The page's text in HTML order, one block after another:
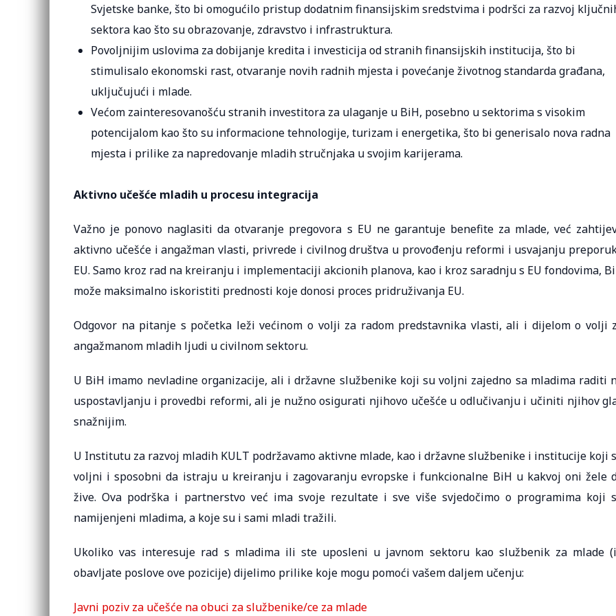
Svjetske banke, što bi omogućilo pristup dodatnim finansijskim sredstvima i podršci za razvoj
sektora kao što su obrazovanje, zdravstvo i infrastruktura.
Povoljnijim uslovima za dobijanje kredita i investicija od stranih finansijskih institucija, što bi
stimulisalo ekonomski rast, otvaranje novih radnih mjesta i povećanje životnog standarda građana,
uključujući i mlade.
Većom zainteresovanošću stranih investitora za ulaganje u BiH, posebno u sektorima s visokim
potencijalom kao što su informacione tehnologije, turizam i energetika, što bi generisalo nova radna
mjesta i prilike za napredovanje mladih stručnjaka u svojim karijerama.
Aktivno učešće mladih u procesu integracija
Važno je ponovo naglasiti da otvaranje pregovora s EU ne garantuje benefite za mlade, već
aktivno učešće i angažman vlasti, privrede i civilnog društva u provođenju reformi i usvajanju
EU. Samo kroz rad na kreiranju i implementaciji akcionih planova, kao i kroz saradnju s EU fondovima,
može maksimalno iskoristiti prednosti koje donosi proces pridruživanja EU.
Odgovor na pitanje s početka leži većinom o volji za radom predstavnika vlasti, ali i dijelom o volji
angažmanom mladih ljudi u civilnom sektoru.
U BiH imamo nevladine organizacije, ali i državne službenike koji su voljni zajedno sa mladima raditi
uspostavljanju i provedbi reformi, ali je nužno osigurati njihovo učešće u odlučivanju i učiniti njihov
snažnijim.
U Institutu za razvoj mladih KULT podržavamo aktivne mlade, kao i državne službenike i institucije koji
voljni i sposobni da istraju u kreiranju i zagovaranju evropske i funkcionalne BiH u kakvoj oni žele
žive. Ova podrška i partnerstvo već ima svoje rezultate i sve više svjedočimo o programima koji
namijenjeni mladima, a koje su i sami mladi tražili.
Ukoliko vas interesuje rad s mladima ili ste uposleni u javnom sektoru kao službenik za mlade
obavljate poslove ove pozicije) dijelimo prilike koje mogu pomoći vašem daljem učenju:
Javni poziv za učešće na obuci za službenike/ce za mlade